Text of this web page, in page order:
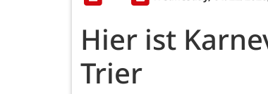
Hier ist
Trier